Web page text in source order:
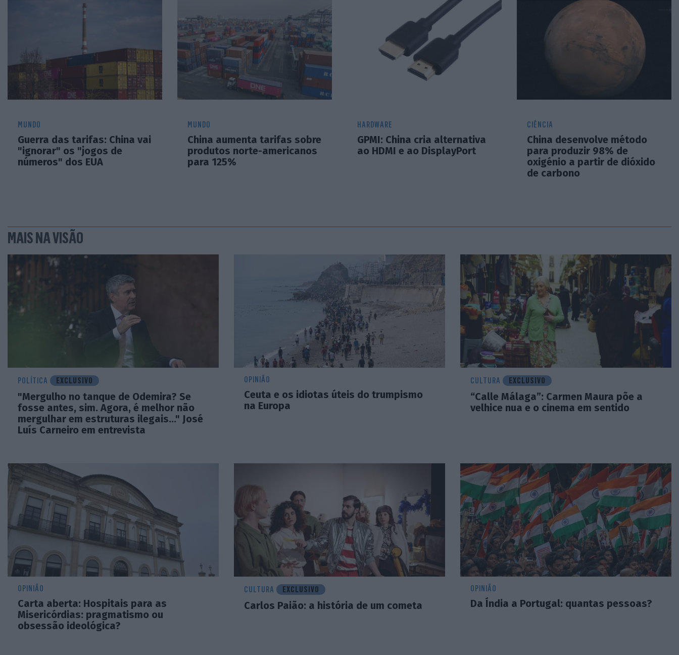
MUNDO
Guerra das tarifas: China vai
"ignorar" os "jogos de
números" dos EUA
MUNDO
China aumenta tarifas sobre
produtos norte-americanos
para 125%
HARDWARE
GPMI: China cria alternativa
ao HDMI e ao DisplayPort
CIÊNCIA
China desenvolve método
para produzir 98% de
oxigénio a partir de dióxido
de carbono
MAIS NA VISÃO
POLÍTICA EXCLUSIVO
"Mergulho no tanque de Odemira? Se
fosse antes, sim. Agora, é melhor não
mergulhar em estruturas ilegais..." José
Luís Carneiro em entrevista
OPINIÃO
Ceuta e os idiotas úteis do trumpismo
na Europa
CULTURA EXCLUSIVO
“Calle Málaga”: Carmen Maura põe a
velhice nua e o cinema em sentido
OPINIÃO
Carta aberta: Hospitais para as
Misericórdias: pragmatismo ou
obsessão ideológica?
CULTURA EXCLUSIVO
Carlos Paião: a história de um cometa
OPINIÃO
Da Índia a Portugal: quantas pessoas?